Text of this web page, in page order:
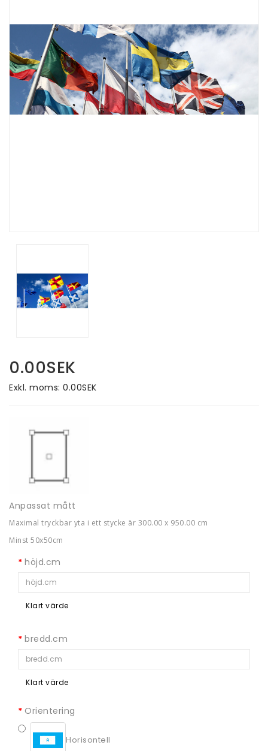
0.00SEK
Exkl. moms: 0.00SEK
Anpassat mått
Maximal tryckbar yta i ett stycke är 300.00 x 950.00 cm
Minst 50x50cm
höjd.cm
Klart värde
bredd.cm
Klart värde
Orientering
Horisontell